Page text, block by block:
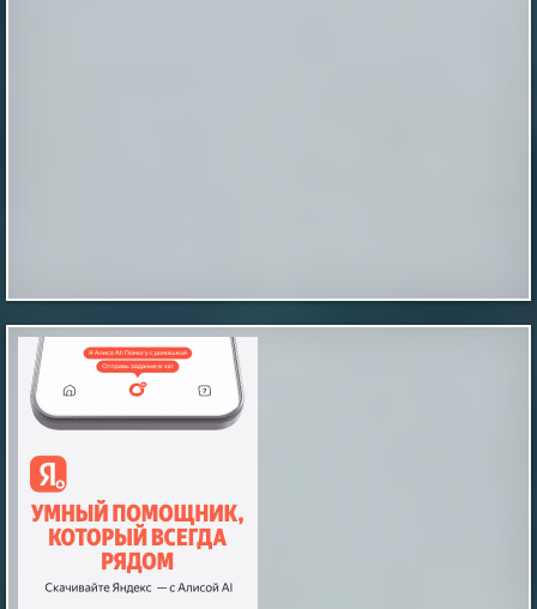
Три фактора сократили жизнь без
деменции почти на 13 лет
Три фактора сократили жизнь без деменции почти
naked-science.ru